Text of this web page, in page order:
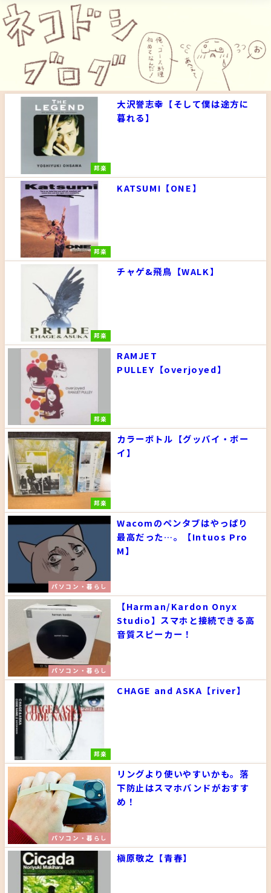
邦楽
大沢誉志幸【そして僕は途方に
暮れる】
邦楽
KATSUMI【ONE】
邦楽
チャゲ&飛鳥【WALK】
邦楽
RAMJET
PULLEY【overjoyed】
邦楽
カラーボトル【グッバイ・ボー
イ】
パソコン・暮らし
Wacomのペンタブはやっぱり
最高だった…。【Intuos Pro
M】
パソコン・暮らし
【Harman/Kardon Onyx
Studio】スマホと接続できる高
音質スピーカー！
邦楽
CHAGE and ASKA【river】
パソコン・暮らし
リングより使いやすいかも。落
下防止はスマホバンドがおすす
め！
槇原敬之【青春】